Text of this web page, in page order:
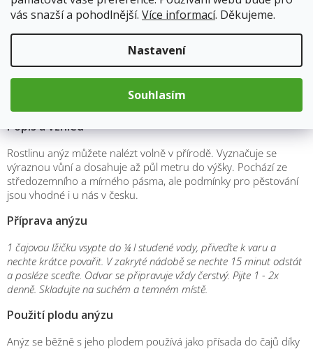
vás snazší a pohodlnější. Více informací. Děkujeme.
Nastavení
Souhlasím
Funkce střevního traktu
Funkce dýchacího systému
dle nařízení ES č.1924/2006 nemůžeme uvádět zdravotní účinky,
proto výše uvedené léčivé účinky jsou formou tipů našich babiček
a tradičního lidového léčitelství.
Popis a vzhled
Rostlinu anýz můžete nalézt volně v přírodě. Vyznačuje se
výraznou vůní a dosahuje až půl metru do výšky. Pochází ze
středozemního a mírného pásma, ale podmínky pro pěstování
jsou vhodné i u nás v česku.
Příprava anýzu
1 čajovou lžičku vsypte do ¼ l studené vody, přiveďte k varu a
nechte krátce povařit. V zakryté nádobě se nechte 15 minut odstát
a posléze sceďte. Odvar se připravuje vždy čerstvý. Pijte 1 - 2x
denně. Skladujte na suchém a temném místě.
Použití plodu anýzu
Anýz se běžně s jeho plodem používá jako přísada do čajů díky